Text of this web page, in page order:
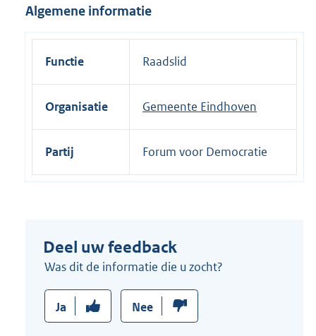
n
k
Algemene informatie
Functie Raadslid
Organisatie Gemeente Eindhoven
Partij Forum voor Democratie
Deel uw feedback
Was dit de informatie die u zocht?
Ja Nee